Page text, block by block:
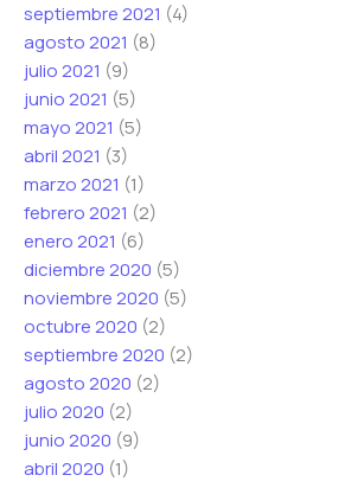
septiembre 2021 (4)
agosto 2021 (8)
julio 2021 (9)
junio 2021 (5)
mayo 2021 (5)
abril 2021 (3)
marzo 2021 (1)
febrero 2021 (2)
enero 2021 (6)
diciembre 2020 (5)
noviembre 2020 (5)
octubre 2020 (2)
septiembre 2020 (2)
agosto 2020 (2)
julio 2020 (2)
junio 2020 (9)
abril 2020 (1)